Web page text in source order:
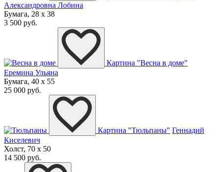
Александровна Лобина
Бумага, 28 x 38
3 500 руб.
Картина "Весна в доме"
Еремина Ульяна
Бумага, 40 x 55
25 000 руб.
Картина "Тюльпаны" Геннадий
Киселевич
Холст, 70 x 50
14 500 руб.